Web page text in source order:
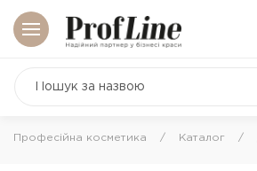
Професійна косметика Каталог